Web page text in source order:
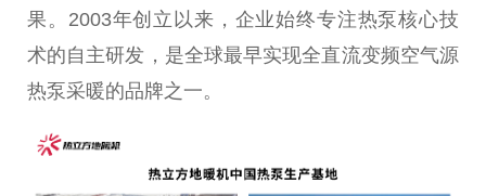
果。2003年创立以来，企业始终专注热泵核心技
术的自主研发，是全球最早实现全直流变频空气源
热泵采暖的品牌之一。